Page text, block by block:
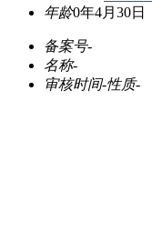
年龄0年4月30日
备案号-
名称-
审核时间-性质-